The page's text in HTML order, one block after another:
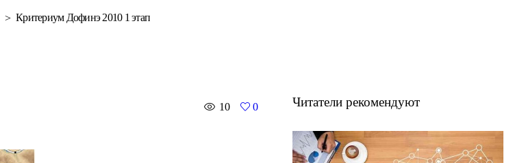
Критериум Дофинэ 2010 1 этап
10
0
Читатели рекомендуют